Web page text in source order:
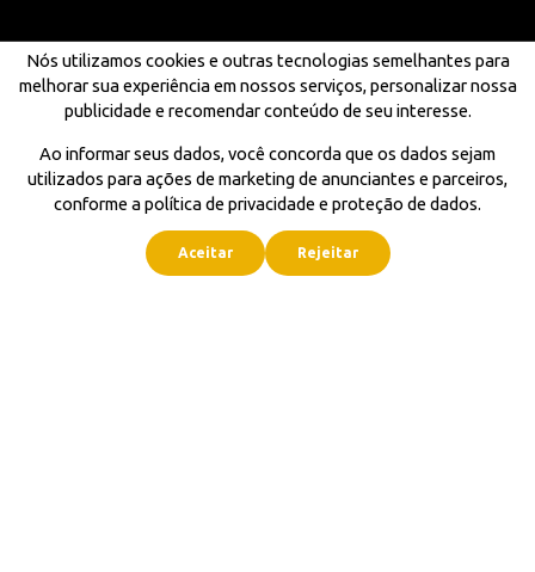
Nós utilizamos cookies e outras tecnologias semelhantes para
melhorar sua experiência em nossos serviços, personalizar nossa
publicidade e recomendar conteúdo de seu interesse.
Ao informar seus dados, você concorda que os dados sejam
utilizados para ações de marketing de anunciantes e parceiros,
conforme a política de privacidade e proteção de dados.
Aceitar Rejeitar